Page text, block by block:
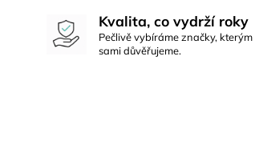
Kvalita, co vydrží roky
Pečlivě vybíráme značky, kterým
sami důvěřujeme.